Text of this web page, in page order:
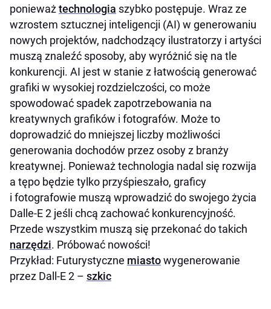
ponieważtechnologia szybko postępuje. Wraz ze
wzrostem sztucznej inteligencji (AI) w generowaniu
nowych projektów, nadchodzący ilustratorzy i artyści
muszą znaleźć sposoby, aby wyróżnić się na tle
konkurencji. AI jest w stanie z łatwością generować
grafiki w wysokiej rozdzielczości, co może
spowodować spadek zapotrzebowania na
kreatywnych grafików i fotografów. Może to
doprowadzić do mniejszej liczby możliwości
generowania dochodów przez osoby z branży
kreatywnej. Ponieważ technologia nadal się rozwija
a tępo będzie tylko przyśpieszało, graficy
i fotografowie muszą wprowadzić do swojego życia
Dalle-E 2 jeśli chcą zachować konkurencyjność.
Przede wszystkim muszą się przekonać do takich
narzędzi. Próbować nowości!
Przykład: Futurystyczne miastowygenerowanie
przez Dall-E 2 – szkic